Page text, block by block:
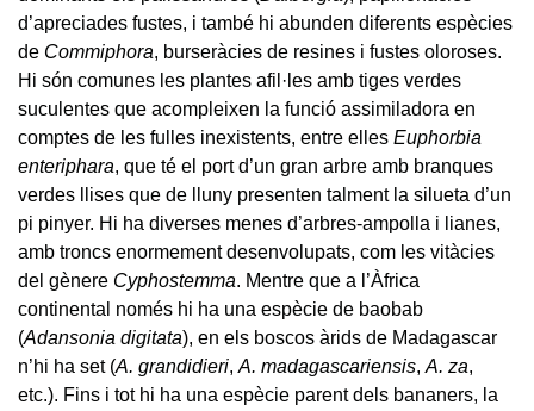
d’apreciades fustes, i també hi abunden diferents espècies
de Commiphora, burseràcies de resines i fustes oloroses.
Hi són comunes les plantes afil·les amb tiges verdes
suculentes que acompleixen la funció assimiladora en
comptes de les fulles inexistents, entre elles Euphorbia
enteriphara, que té el port d’un gran arbre amb branques
verdes llises que de lluny presenten talment la silueta d’un
pi pinyer. Hi ha diverses menes d’arbres-ampolla i lianes,
amb troncs enormement desenvolupats, com les vitàcies
del gènere Cyphostemma. Mentre que a l’Àfrica
continental només hi ha una espècie de baobab
(Adansonia digitata), en els boscos àrids de Madagascar
n’hi ha set (A. grandidieri, A. madagascariensis, A. za,
etc.). Fins i tot hi ha una espècie parent dels bananers, la